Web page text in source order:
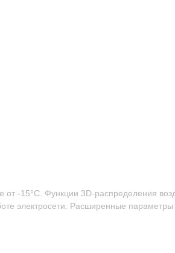
от -15°С. Функции 3D-распределения
электросети. Расширенные